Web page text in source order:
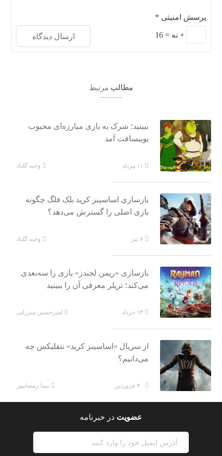
پرسش امنیتی *
+ نه =
16
مطالب مرتبط
ببینید؛ شرک به بازی مبارزه‌ای محبوب
یوبیسافت آمد
۱۱ مرداد وحید گلباد
بازسازی اساسینز کرید بلک فلگ چگونه
بازی اصلی را گسترش می‌دهد؟
۷ تیر وحید گلباد
بازسازی «ریمن لجندز» بازی را سه‌بعدی
می‌کند؛ تریلر معرفی آن را ببینید
۱۳ خرداد امیرحسین میرزایی
از سریال «اساسینز کرید» نتفلیکس چه
می‌دانیم؟
۳۰ فروردین نیما رمضانپور
عضویت در خبرنامه